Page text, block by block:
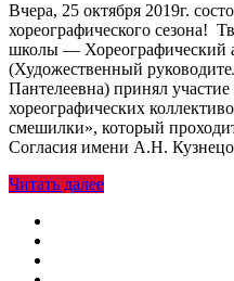
Вчера, 25 октября 2019г.
хореографического сезона!
школы — Хореографический
(Художественный
Пантелеевна) принял
хореографических
смешилки», который
Согласия имени А.Н.
Читать далее